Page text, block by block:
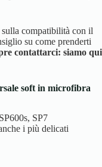
compatibilità con il
su come prenderti
contattarci: siamo qui
soft in microfibra
SP7
i più delicati